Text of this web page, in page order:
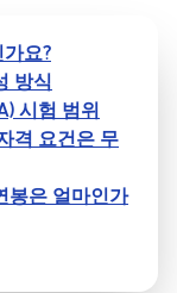
요?
방식
시험 범위
격 요건은 무
봉은 얼마인가